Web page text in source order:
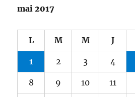
mai 2017
L M M J
1 2 3 4
8 9 10 11